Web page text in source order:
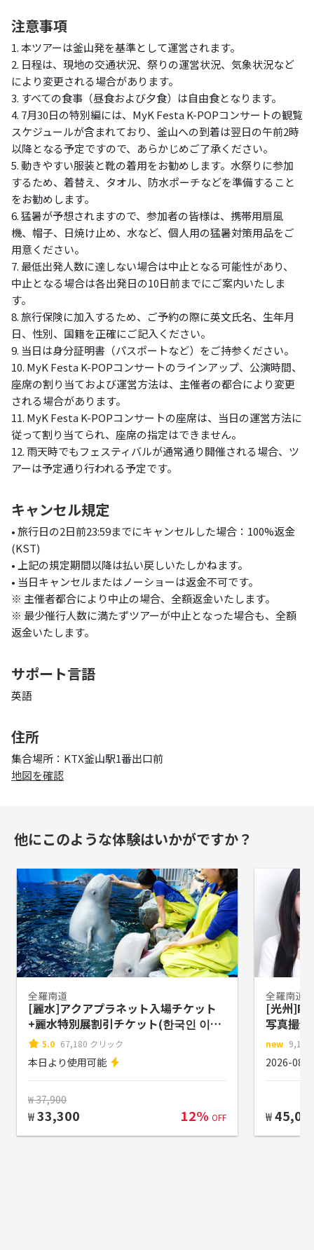
注意事項
1. 本ツアーは釜山発を基準として運営されます。
2. 日程は、現地の交通状況、祭りの運営状況、気象状況など
により変更される場合があります。
3. すべての食事（昼食および夕食）は自由食となります。
4. 7月30日の特別編には、MyK Festa K-POPコンサートの観覧
スケジュールが含まれており、釜山への到着は翌日の午前2時
以降となる予定ですので、あらかじめご了承ください。
5. 動きやすい服装と靴の着用をお勧めします。水祭りに参加
するため、着替え、タオル、防水ポーチなどを準備すること
をお勧めします。
6. 猛暑が予想されますので、参加者の皆様は、携帯用扇風
機、帽子、日焼け止め、水など、個人用の猛暑対策用品をご
用意ください。
7. 最低出発人数に達しない場合は中止となる可能性があり、
中止となる場合は各出発日の10日前までにご案内いたしま
す。
8. 旅行保険に加入するため、ご予約の際に英文氏名、生年月
日、性別、国籍を正確にご記入ください。
9. 当日は身分証明書（パスポートなど）をご持参ください。
10. MyK Festa K-POPコンサートのラインアップ、公演時間、
座席の割り当ておよび運営方法は、主催者の都合により変更
される場合があります。
11. MyK Festa K-POPコンサートの座席は、当日の運営方法に
従って割り当てられ、座席の指定はできません。
12. 雨天時でもフェスティバルが通常通り開催される場合、ツ
アーは予定通り行われる予定です。
キャンセル規定
• 旅行日の2日前23:59までにキャンセルした場合：100%返金
(KST)
• 上記の規定期間以降は払い戻しいたしかねます。
• 当日キャンセルまたはノーショーは返金不可です。
※ 主催者都合により中止の場合、全額返金いたします。
※ 最少催行人数に満たずツアーが中止となった場合も、全額
返金いたします。
サポート言語
英語
住所
集合場所：KTX釜山駅1番出口前
地図を確認
他にこのような体験はいかがですか？
全羅南道
[麗水]アクアプラネット入場チケット
+麗水特別展割引チケット(한국인 이용
불가)
5.0 67,180 クリック
本日より使用可能
₩ 37,900
₩33,300 12% OFF
全羅南道
[光州
写真撮影
new 9,146
2026-08-
₩